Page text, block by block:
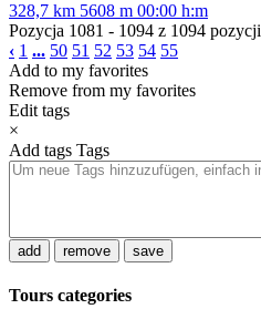
328,7 km 5608 m 00:00 h:m
Pozycja 1081 - 1094 z 1094 pozycji
‹ 1 ... 50 51 52 53 54 55
Add to my favorites
Remove from my favorites
Edit tags
×
Add tags Tags
add remove save
Tours categories